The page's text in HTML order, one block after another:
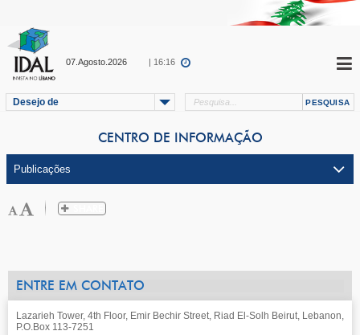
07.Agosto.2026 | 16:16
Desejo de
CENTRO DE INFORMAÇÃO
ENTRE EM CONTATO
Lazarieh Tower, 4th Floor, Emir Bechir Street, Riad El-Solh Beirut, Lebanon,
P.O.Box 113-7251